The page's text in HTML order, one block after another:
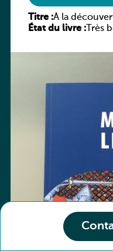
Titre :À la
État du livre :Très